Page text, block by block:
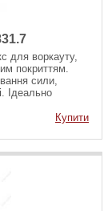
для воркауту,
покриттям.
сили,
Ідеально
Купити